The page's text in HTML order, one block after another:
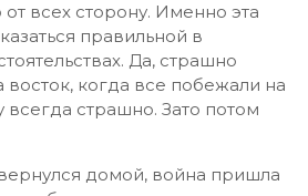
всех сторону. Именно эта
правильной в
Да, страшно
когда все побежали на
всегда страшно. Зато потом
домой, война пришла